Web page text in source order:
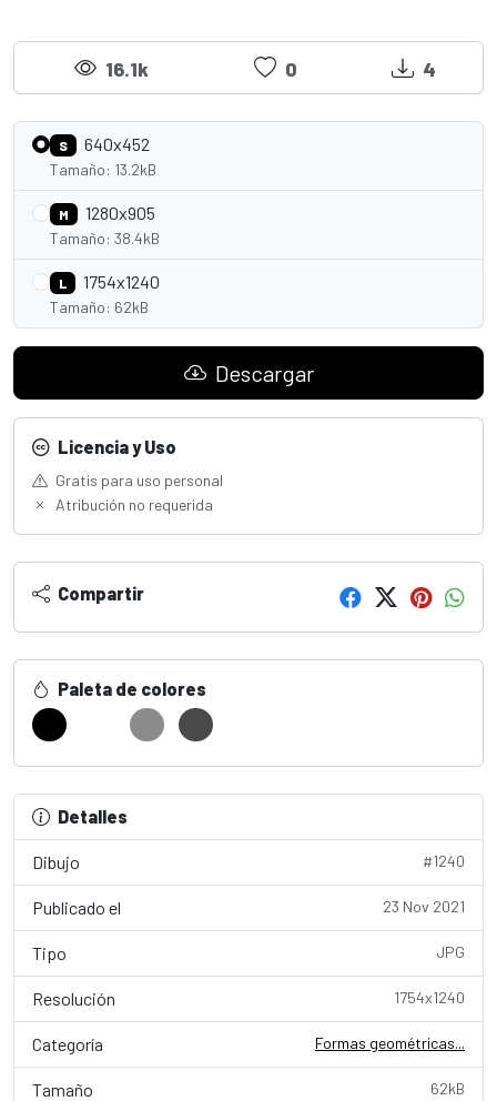
16.1k 0 4
S 640x452
Tamaño: 13.2kB
M 1280x905
Tamaño: 38.4kB
L 1754x1240
Tamaño: 62kB
Descargar
Licencia y Uso
Gratis para uso personal
Atribución no requerida
Compartir
Paleta de colores
Detalles
Dibujo #1240
Publicado el 23 Nov 2021
Tipo JPG
Resolución 1754x1240
Categoría Formas geométricas...
Tamaño 62kB